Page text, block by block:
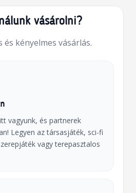
vásárolni?
kényelmes vásárlás.
vagyunk, és partnerek
Legyen az társasjáték, sci-fi
vagy terepasztalos